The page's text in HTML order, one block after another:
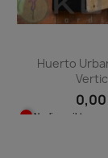
Huerto
No disponible